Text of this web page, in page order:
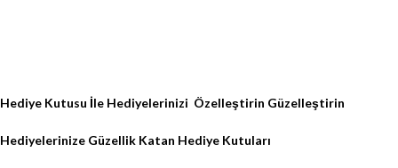
Hediye Kutusu İle Hediyelerinizi Özelleştirin Güzelleştirin
Hediyelerinize Güzellik Katan Hediye Kutuları